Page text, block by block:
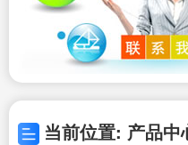
当前位置: 产品中